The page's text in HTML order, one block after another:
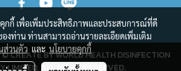
CREATE BY WORLD HEALTH DISINFECTION
LIMITED, ALL RIGHT RESERVED.
คุกกี้ เพื่อเพิ่มประสิทธิภาพและประสบการณ์ที่ดี
องท่าน ท่านสามารถอ่านรายละเอียดเพิ่มเติม
ส่วนตัว และ นโยบายคุกกี้